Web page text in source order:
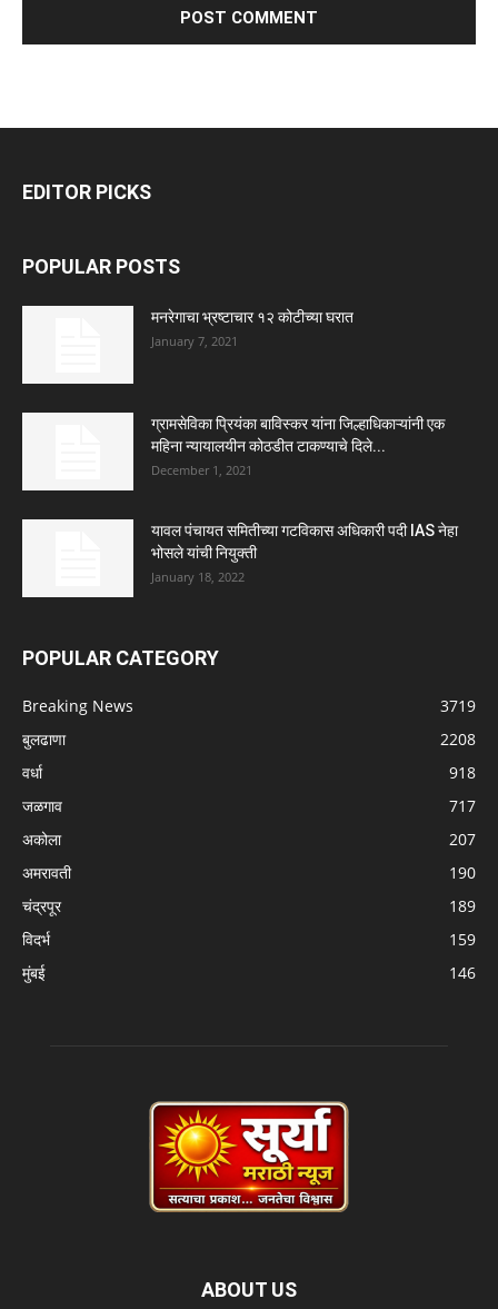
EDITOR PICKS
POPULAR POSTS
मनरेगाचा भ्रष्टाचार १२ कोटीच्या घरात
January 7, 2021
ग्रामसेविका प्रियंका बाविस्कर यांना जिल्हाधिकाऱ्यांनी एक
महिना न्यायालयीन कोठडीत टाकण्याचे दिले...
December 1, 2021
यावल पंचायत समितीच्या गटविकास अधिकारी पदी IAS नेहा
भोसले यांची नियुक्ती
January 18, 2022
POPULAR CATEGORY
Breaking News
3719
बुलढाणा
2208
वर्धा
918
जळगाव
717
अकोला
207
अमरावती
190
चंद्रपूर
189
विदर्भ
159
मुंबई
146
ABOUT US